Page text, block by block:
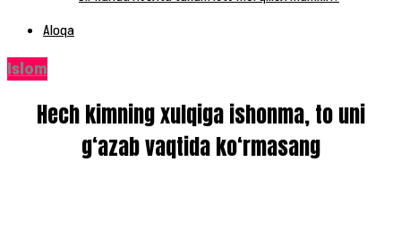
Aloqa
Islom
Hech kimning xulqiga ishonma, to uni
g‘azab vaqtida ko‘rmasang